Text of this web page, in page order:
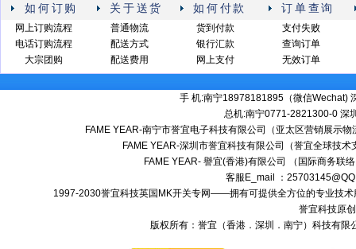
如何订购 关于送货 如何付款 订单查询
网上订购流程
电话订购流程
大宗团购
普通物流
配送方式
配送费用
货到付款
银行汇款
网上支付
支付失败
查询订单
无效订单
手 机:南宁18978181895（微信
总机:南宁0771-2821300-0 深
FAME YEAR-南宁市誉宜电子科技有限公司（亚太区营销展示
FAME YEAR-深圳市誉宜科技有限公司（誉宜全球技
FAME YEAR- 譽宜(香港)有限公司 （国际商务联
客服E_mail ：
1997-2030誉宜科技英国MK开关专网——拥有可提供全方位的专业技
誉宜科技原
版权所有：誉宜（香港．深圳．南宁）科技有